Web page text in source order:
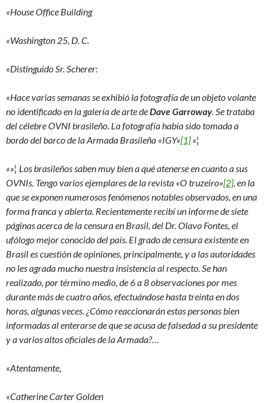
«House Office Building
«Washington 25, D. C.
«Distinguido Sr. Scherer:
«Hace varias semanas se exhibió la fotografía de un objeto volante
no identificado en la galería de arte deDave Garroway. Se trataba
del célebre OVNI brasileño. La fotografía había sido tomada a
bordo del barco de la Armada Brasileña «IGY»[1]«¦
«»¦ Los brasileños saben muy bien a qué atenerse en cuanto a sus
OVNIs. Tengo varios ejemplares de la revista «O truzeiro»[2], en la
que se exponen numerosos fenómenos notables observados, en una
forma franca y abierta. Recientemente recibí un informe de siete
páginas acerca de la censura en Brasil, del Dr. Olavo Fontes, el
ufólogo mejor conocido del país. El grado de censura existente en
Brasil es cuestión de opiniones, principalmente, y a las autoridades
no les agrada mucho nuestra insistencia al respecto. Se han
realizado, por término medio, de 6 a 8 observaciones por mes
durante más de cuatro años, efectuándose hasta treinta en dos
horas, algunas veces. ¿Cómo reaccionarán estas personas bien
informadas al enterarse de que se acusa de falsedad a su presidente
y a varios altos oficiales de la Armada?…
«Atentamente,
«Catherine Carter Golden